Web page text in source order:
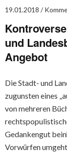
19.01.2018
und
Angebot
Die Stadt- und
zugunsten eines
von mehreren
Gedankengut
Vorwürfen